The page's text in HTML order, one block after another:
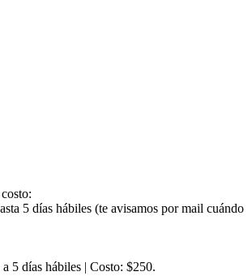
5 días hábiles (te avisamos por mail cuándo
5 días hábiles | Costo: $250.